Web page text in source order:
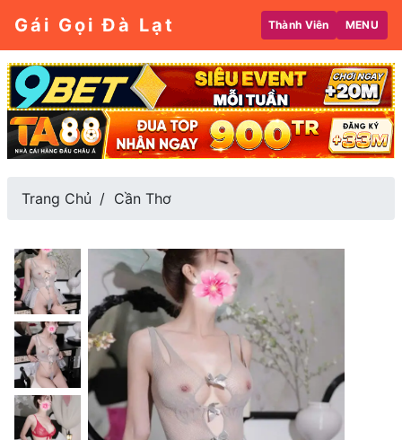
Gái Gọi Đà Lạt Thành Viên MENU
Trang Chủ Cần Thơ